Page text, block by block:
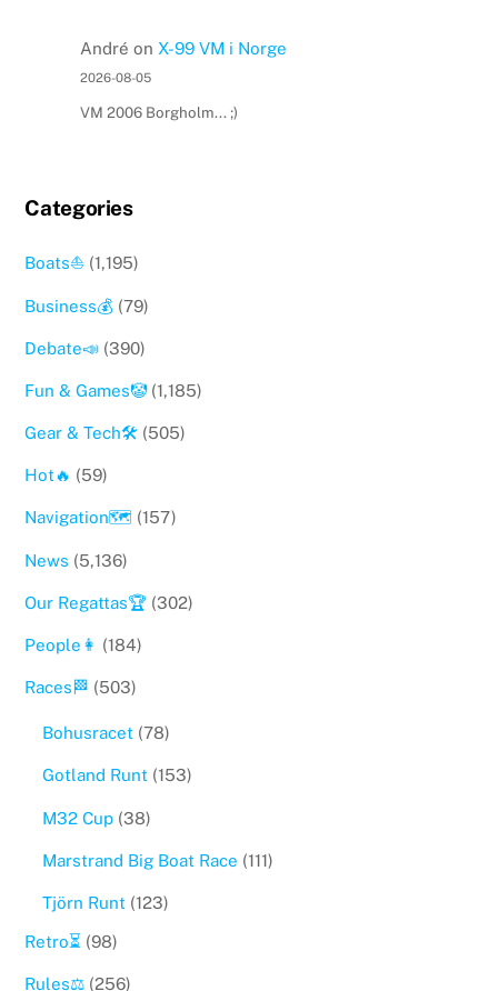
André on X-99 VM i Norge
2026-08-05
VM 2006 Borgholm... ;)
Categories
Boats⛵️ (1,195)
Business💰 (79)
Debate📣 (390)
Fun & Games🤡(1,185)
Gear & Tech🛠 (505)
Hot🔥 (59)
Navigation🗺 (157)
News (5,136)
Our Regattas🏆 (302)
People👩 (184)
Races🏁 (503)
Bohusracet(78)
Gotland Runt(153)
M32 Cup(38)
Marstrand Big Boat Race (111)
Tjörn Runt(123)
Retro⏳ (98)
Rules⚖️ (256)